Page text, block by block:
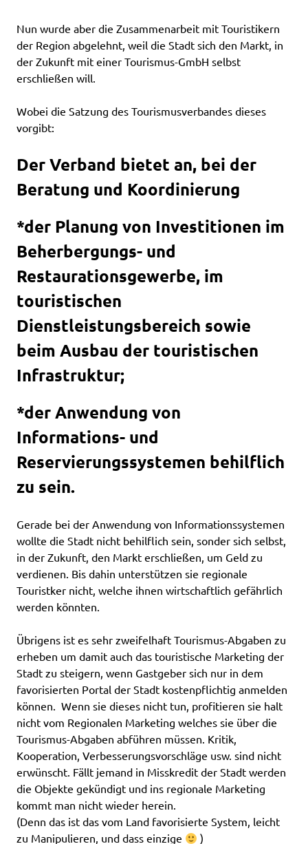
Nun wurde aber die Zusammenarbeit mit Touristikern
der Region abgelehnt, weil die Stadt sich den Markt, in
der Zukunft mit einer Tourismus-GmbH selbst
erschließen will.
Wobei die Satzung des Tourismusverbandes dieses
vorgibt:
Der Verband bietet an, bei der
Beratung und Koordinierung
*der Planung von Investitionen im
Beherbergungs- und
Restaurationsgewerbe, im
touristischen
Dienstleistungsbereich sowie
beim Ausbau der touristischen
Infrastruktur;
*der Anwendung von
Informations- und
Reservierungssystemen behilflich
zu sein.
Gerade bei der Anwendung von Informationssystemen
wollte die Stadt nicht behilflich sein, sonder sich selbst,
in der Zukunft, den Markt erschließen, um Geld zu
verdienen. Bis dahin unterstützen sie regionale
Touristker nicht, welche ihnen wirtschaftlich gefährlich
werden könnten.
Übrigens ist es sehr zweifelhaft Tourismus-Abgaben zu
erheben um damit auch das touristische Marketing der
Stadt zu steigern, wenn Gastgeber sich nur in dem
favorisierten Portal der Stadt kostenpflichtig anmelden
können. Wenn sie dieses nicht tun, profitieren sie halt
nicht vom Regionalen Marketing welches sie über die
Tourismus-Abgaben abführen müssen. Kritik,
Kooperation, Verbesserungsvorschläge usw. sind nicht
erwünscht. Fällt jemand in Misskredit der Stadt werden
die Objekte gekündigt und ins regionale Marketing
kommt man nicht wieder herein.
(Denn das ist das vom Land favorisierte System, leicht
zu Manipulieren, und dass einzige
)